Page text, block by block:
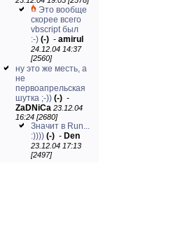
Это вообще
скорее всего
vbscript был
:-) (-) - amirul
24.12.04 14:37
[2560]
ну это же месть, а
не
первоапрельская
шутка ;-)) (-) -
ZaDNiCa 23.12.04
16:24 [2680]
Значит в Run...
:)))) (-) - Den
23.12.04 17:13
[2497]